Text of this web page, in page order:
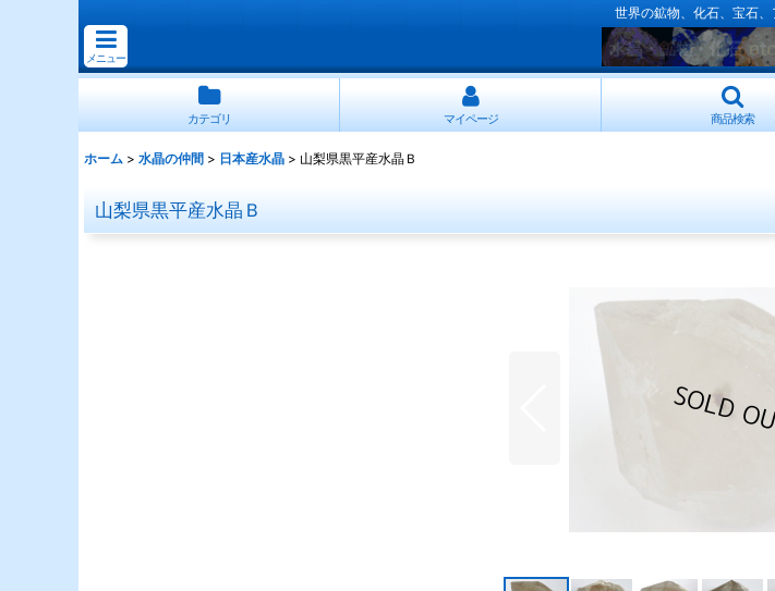
世界の鉱物、化石、宝石
メニュー
カテゴリ マイページ 商品検索
ホーム > 水晶の仲間 > 日本産水晶 > 山梨県黒平産水晶Ｂ
山梨県黒平産水晶Ｂ